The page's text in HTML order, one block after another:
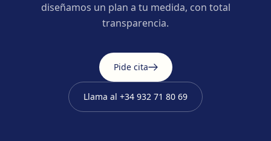
diseñamos un plan a tu medida, con total
transparencia.
Pide cita
Llama al +34 932 71 80 69